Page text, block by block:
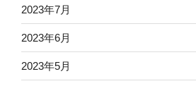
2023年7月
2023年6月
2023年5月